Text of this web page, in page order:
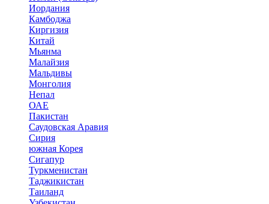
Иордания
Камбоджа
Киргизия
Китай
Мьянма
Малайзия
Мальдивы
Монголия
Непал
ОАЕ
Пакистан
Саудовская Аравия
Сирия
южная Корея
Сигапур
Туркменистан
Таджикистан
Таиланд